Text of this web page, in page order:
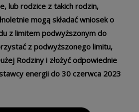
lub rodzice z takich rodzin,
mogą składać wniosek o
z limitem podwyższonym do
z podwyższonego limitu,
Rodziny i złożyć odpowiednie
energii do 30 czerwca 2023